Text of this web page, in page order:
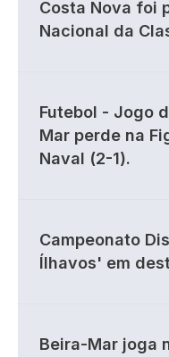
Costa Nova foi
Nacional da
Futebol - Jogo
Mar perde na
Naval (2-1).
Campeonato
Ílhavos' em
Beira-Mar joga